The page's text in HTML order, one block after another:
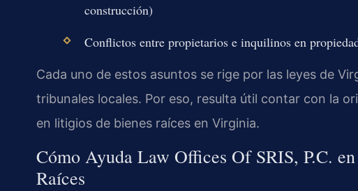
construcción)
Conflictos entre propietarios e inquilinos en
Cada uno de estos asuntos se rige por las leyes de
tribunales locales. Por eso, resulta útil contar con la
en litigios de bienes raíces en Virginia.
Cómo Ayuda Law Offices Of SRIS, P.C.
Raíces